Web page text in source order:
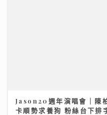
Jason20週年演唱會｜陳
卡順勢求養狗 粉絲台下排